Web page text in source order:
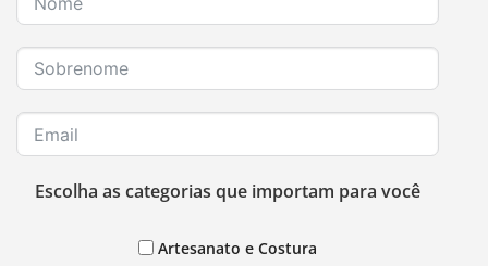
Escolha as categorias que importam para você
Artesanato e Costura